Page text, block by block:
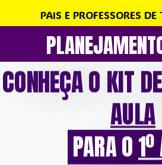
PAIS E PROFESSORES
CONHEÇA O KIT DE
AULA
PARA O